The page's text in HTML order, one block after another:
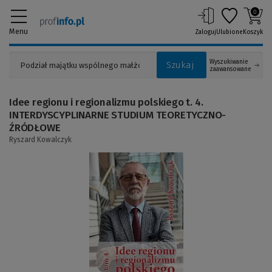
Menu
Szukaj
Wyszukiwanie
zaawansowane
ZalogujUlubione
0
Koszyk
innej
strony)
Idee regionu i regionalizmu polskiego t. 4.
INTERDYSCYPLINARNE STUDIUM TEORETYCZNO-
ŹRÓDŁOWE
Ryszard Kowalczyk